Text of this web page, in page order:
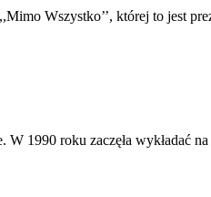
Wszystko’’, której to jest
1990 roku zaczęła wykładać